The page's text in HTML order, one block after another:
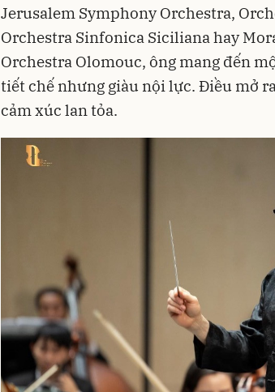
Jerusalem Symphony Orchestra,
Orchestra Sinfonica Siciliana hay
Orchestra Olomouc, ông mang đến
tiết chế nhưng giàu nội lực. Điều mở
cảm xúc lan tỏa.